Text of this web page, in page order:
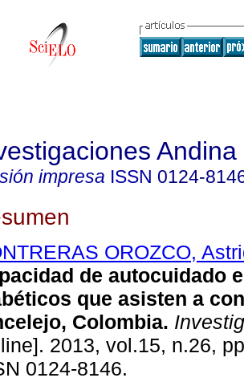
Andina
impresa ISSN 0124-
OROZCO,
de autocuidado
que asisten a
Colombia.
2013, vol.15, n.26,
0124-8146.